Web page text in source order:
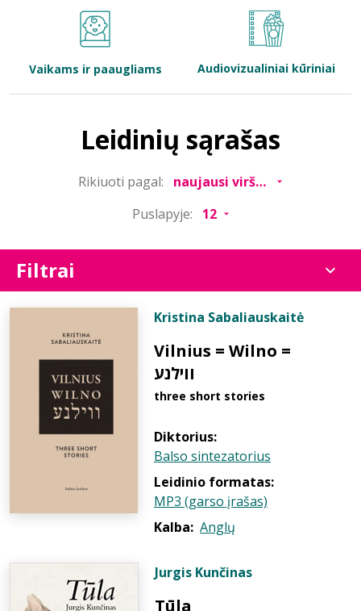
Bibliotekoms
Vaikams ir paaugliams Audiovizualiniai kūriniai
Leidinių sąrašas
Rikiuoti pagal:
Puslapyje:
Filtrai
Kristina Sabaliauskaitė
Vilnius = Wilno =
ווילנע
three short stories
Diktorius:
Balso sintezatorius
Leidinio formatas:
MP3 (garso įrašas)
Kalba: Anglų
Jurgis Kunčinas
Tūla